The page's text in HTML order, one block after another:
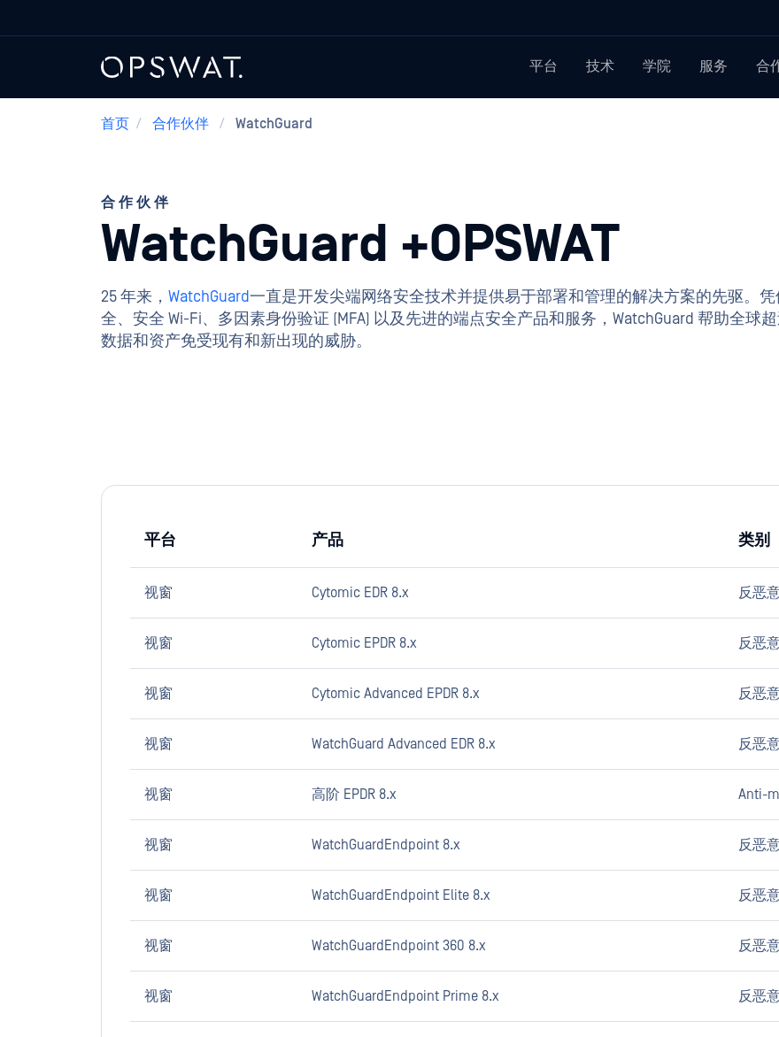
平台 技术 学院 服务 合
首页 / 合作伙伴 / WatchGuard
合作伙伴
WatchGuard +OPSWAT
25 年来， WatchGuard一直是开发尖端网络安全技术并提供易于部署和管理的解决方案的先驱。
全、安全 Wi-Fi、多因素身份验证 (MFA) 以及先进的端点安全产品和服务，WatchGuard 帮助全球
数据和资产免受现有和新出现的威胁。
平台 产品 类别
视窗 Cytomic EDR 8.x 反恶
视窗 Cytomic EPDR 8.x 反恶
视窗 Cytomic Advanced EPDR 8.x 反恶
视窗 WatchGuard Advanced EDR 8.x 反恶
视窗 高阶 EPDR 8.x Anti-
视窗 WatchGuardEndpoint 8.x 反恶
视窗 WatchGuardEndpoint Elite 8.x 反恶
视窗 WatchGuardEndpoint 360 8.x 反恶
视窗 WatchGuardEndpoint Prime 8.x 反恶